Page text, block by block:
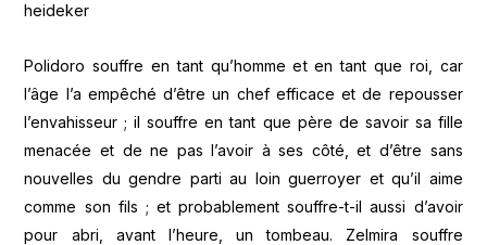
heideker
Polidoro souffre en tant qu’homme et en tant que roi, car
l’âge l’a empêché d’être un chef efficace et de repousser
l’envahisseur ; il souffre en tant que père de savoir sa fille
menacée et de ne pas l’avoir à ses côté, et d’être sans
nouvelles du gendre parti au loin guerroyer et qu’il aime
comme son fils ; et probablement souffre-t-il aussi d’avoir
pour abri, avant l’heure, un tombeau. Zelmira souffre